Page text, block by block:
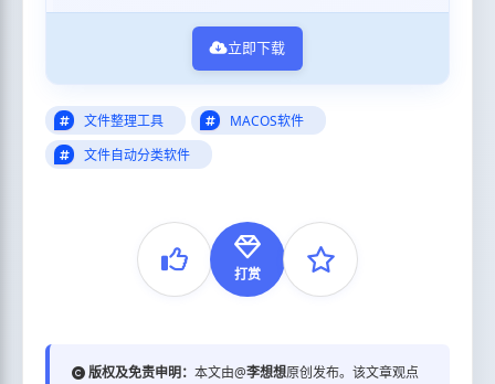
立即下载
文件整理工具
MACOS软件
文件自动分类软件
打赏
版权及免责申明： 本文由@李想想原创发布。该文章观点